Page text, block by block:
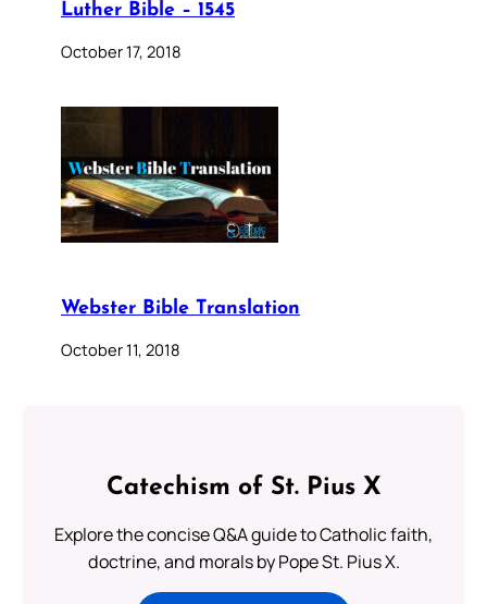
Luther Bible – 1545
October 17, 2018
Webster Bible Translation
October 11, 2018
Catechism of St. Pius X
Explore the concise Q&A guide to Catholic faith,
doctrine, and morals by Pope St. Pius X.